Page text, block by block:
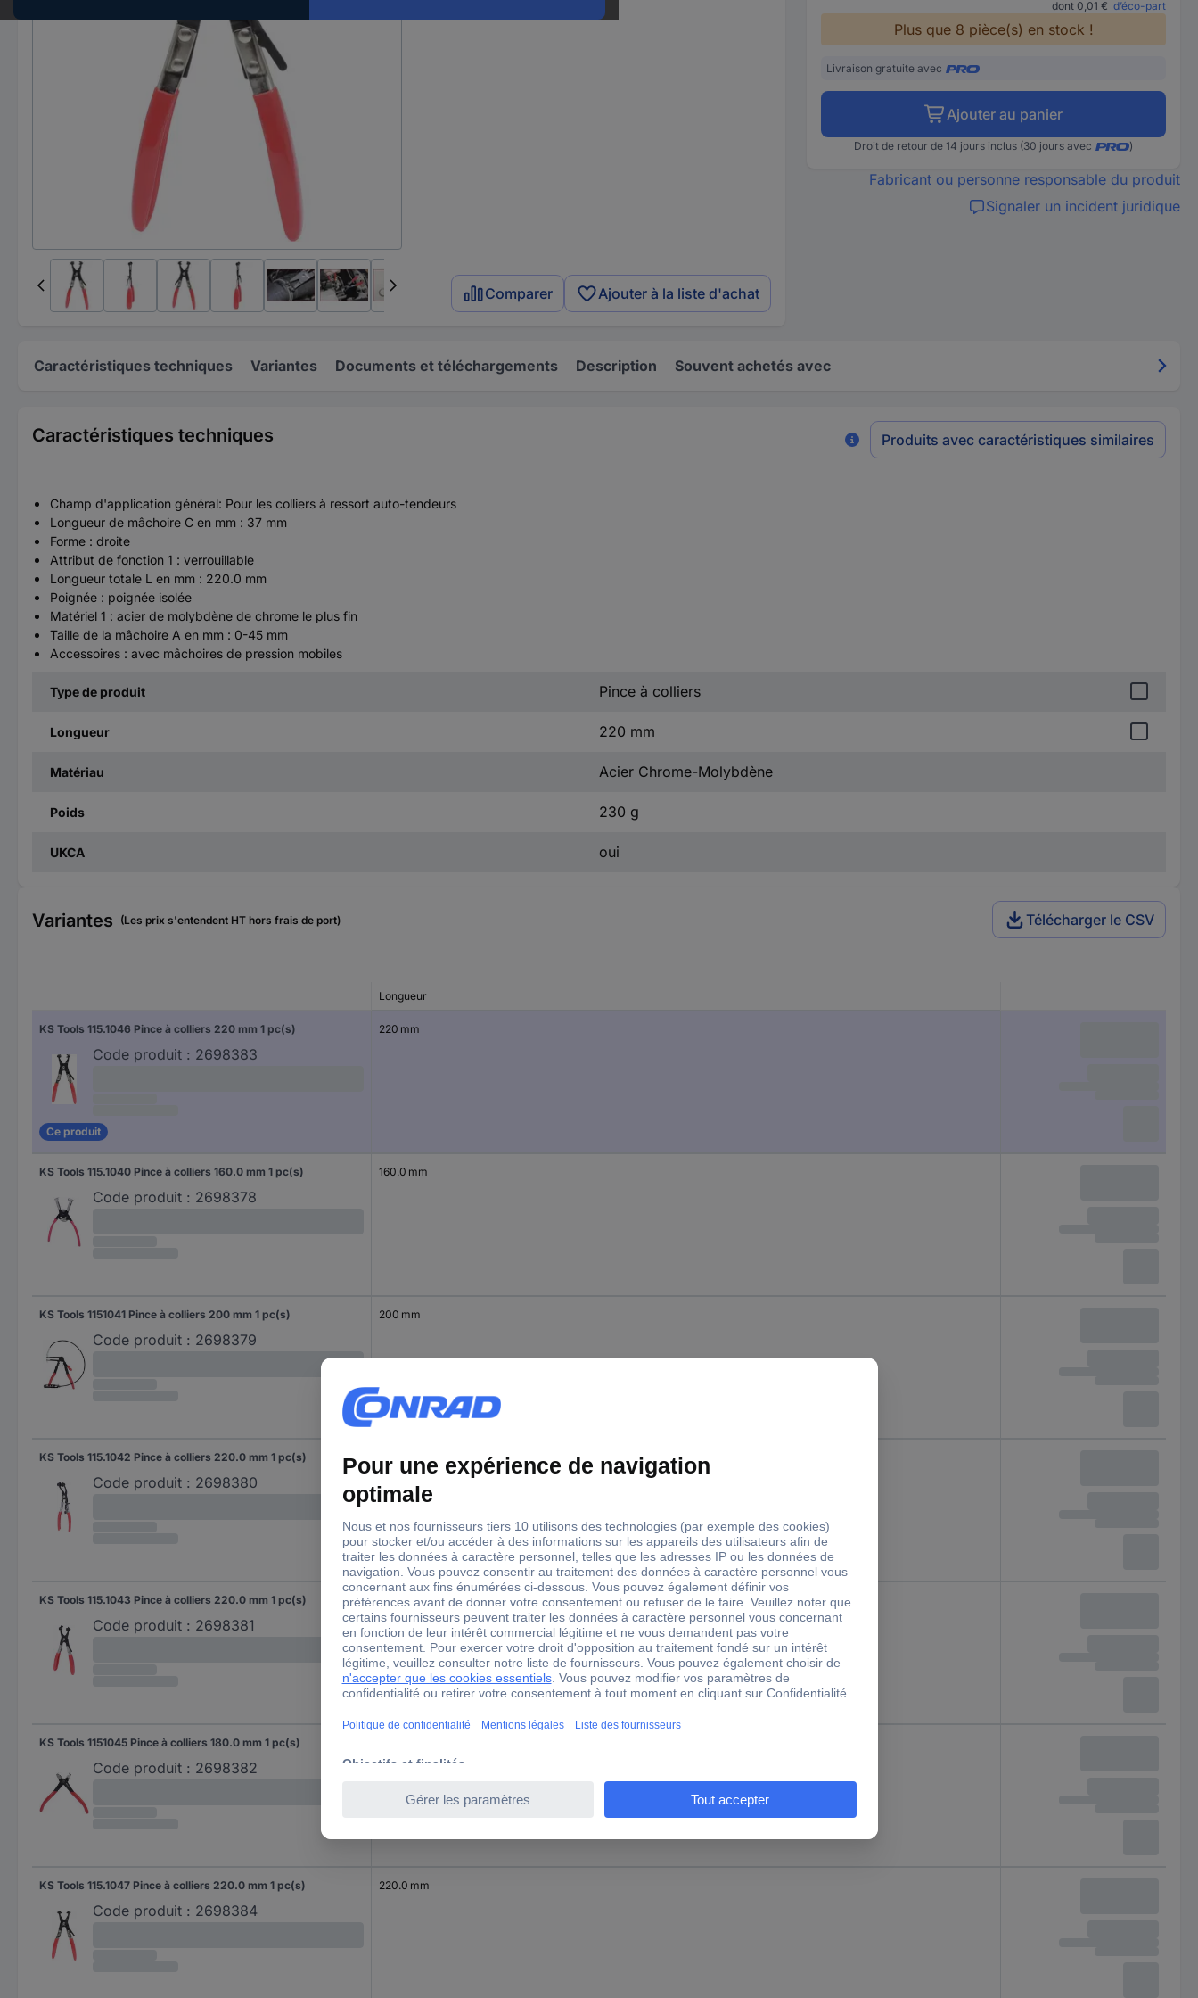
Comparer Ajouter à la liste d'achat
dont 0,01 € d’éco-part
Plus que 8 pièce(s) en stock !
Livraison gratuite avec
Ajouter au panier
Droit de retour de 14 jours inclus (30 jours avec )
Fabricant ou personne responsable du produit
Signaler un incident juridique
Caractéristiques techniques Variantes Documents et téléchargements Description Souvent achetés avec
Caractéristiques techniques Produits avec caractéristiques similaires
Champ d'application général: Pour les colliers à ressort auto-tendeurs
Longueur de mâchoire C en mm : 37 mm
Forme : droite
Attribut de fonction 1 : verrouillable
Longueur totale L en mm : 220.0 mm
Poignée : poignée isolée
Matériel 1 : acier de molybdène de chrome le plus fin
Taille de la mâchoire A en mm : 0-45 mm
Accessoires : avec mâchoires de pression mobiles
Type de produit Pince à colliers
Longueur 220 mm
Matériau Acier Chrome-Molybdène
Poids 230 g
UKCA oui
Variantes (Les prix s'entendent HT hors frais de port) Télécharger le CSV
Longueur
KS Tools 115.1046 Pince à colliers 220 mm 1 pc(s)
Code produit : 2698383
Ce produit
220 mm
KS Tools 115.1040 Pince à colliers 160.0 mm 1 pc(s)
Code produit : 2698378
160.0 mm
KS Tools 1151041 Pince à colliers 200 mm 1 pc(s)
Code produit : 2698379
200 mm
KS Tools 115.1042 Pince à colliers 220.0 mm 1 pc(s)
Code produit : 2698380
KS Tools 115.1043 Pince à colliers 220.0 mm 1 pc(s)
Code produit : 2698381
220.0 mm
KS Tools 1151045 Pince à colliers 180.0 mm 1 pc(s)
Code produit : 2698382
KS Tools 115.1047 Pince à colliers 220.0 mm 1 pc(s)
Code produit : 2698384
220.0 mm